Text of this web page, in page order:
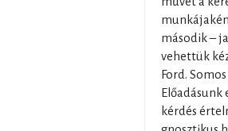
második –
vehettük
Ford.
kérdés